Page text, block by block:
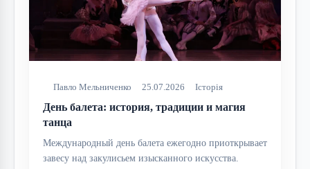
Павло Мельниченко 25.07.2026 Історія
День балета: история, традиции и магия
танца
Международный день балета ежегодно приоткрывает
завесу над закулисьем изысканного искусства.